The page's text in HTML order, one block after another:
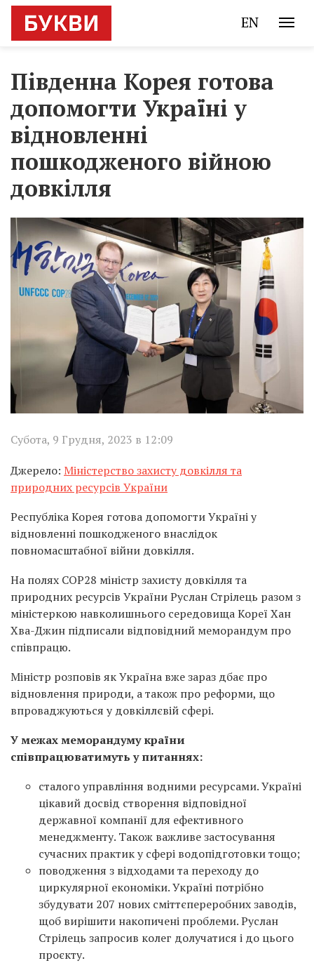
EN
Південна Корея готова
допомогти Україні у
відновленні
пошкодженого війною
довкілля
Субота, 9 Грудня, 2023 в 12:09
Джерело: Міністерство захисту довкілля та
природних ресурсів України
Республіка Корея готова допомогти Україні у
відновленні пошкодженого внаслідок
повномасштабної війни довкілля.
На полях СОР28 міністр захисту довкілля та
природних ресурсів України Руслан Стрілець разом з
міністеркою навколишнього середовища Кореї Хан
Хва-Джин підписали відповідний меморандум про
співпрацю.
Міністр розповів як Україна вже зараз дбає про
відновлення природи, а також про реформи, що
впроваджуються у довкіллєвій сфері.
У межах меморандуму країни
співпрацюватимуть у питаннях:
сталого управління водними ресурсами. Україні
цікавий досвід створення відповідної
державної компанії для ефективного
менеджменту. Також важливе застосування
сучасних практик у сфері водопідготовки тощо;
поводження з відходами та переходу до
циркулярної економіки. Україні потрібно
збудувати 207 нових сміттєпереробних заводів,
щоб вирішити накопичені проблеми. Руслан
Стрілець запросив колег долучатися і до цього
проєкту.